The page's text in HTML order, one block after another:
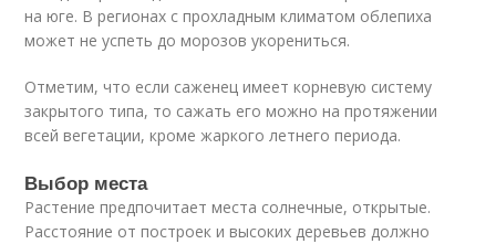
на юге. В регионах с прохладным климатом облепиха
может не успеть до морозов укорениться.
Отметим, что если саженец имеет корневую систему
закрытого типа, то сажать его можно на протяжении
всей вегетации, кроме жаркого летнего периода.
Выбор места
Растение предпочитает места солнечные, открытые.
Расстояние от построек и высоких деревьев должно